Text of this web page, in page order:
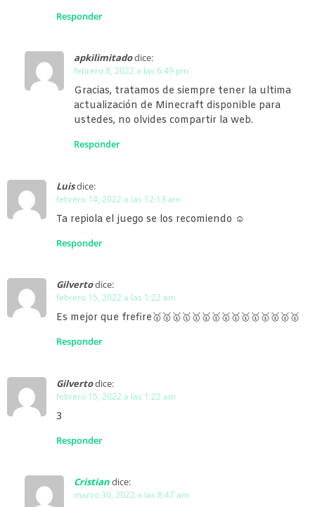
Responder
apkilimitadodice:
febrero 8, 2022 a las 6:49 pm
Gracias, tratamos de siempre tener la ultima
actualización de Minecraft disponible para
ustedes, no olvides compartir la web.
Responder
Luisdice:
febrero 14, 2022 a las 12:13 am
Ta repiola el juego se los recomiendo ☺
Responder
Gilvertodice:
febrero 15, 2022 a las 1:22 am
Es mejor que frefire🥇🥇🥇🥇🥇🥇🥇🥇🥇🥇🥇🥇🥇🥇🥇
Responder
Gilvertodice:
febrero 15, 2022 a las 1:22 am
3
Responder
Cristiandice:
marzo 30, 2022 a las 8:47 am